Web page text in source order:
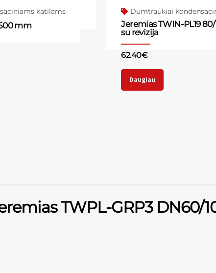
katilams
mm
Dūmtraukiai
Jeremias TWIN-PL19
su revizija
62.40€
Daugiau
TWPL-GRP3 DN60/